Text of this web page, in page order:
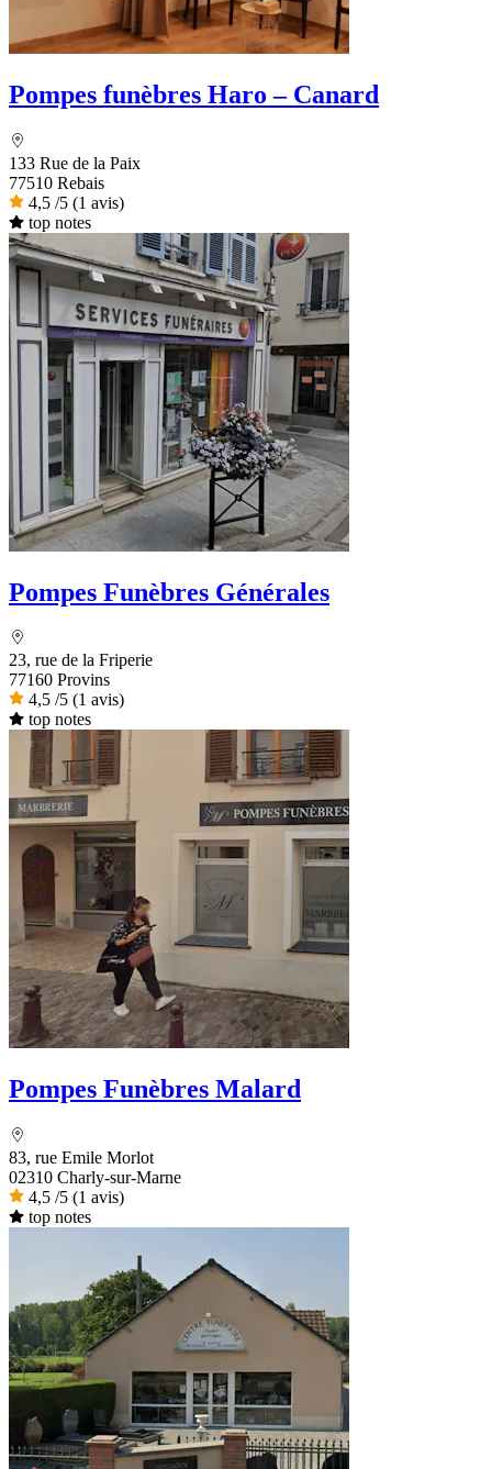
Pompes funèbres Haro – Canard
133 Rue de la Paix
77510 Rebais
4,5 /5 (1 avis)
top notes
Pompes Funèbres Générales
23, rue de la Friperie
77160 Provins
4,5 /5 (1 avis)
top notes
Pompes Funèbres Malard
83, rue Emile Morlot
02310 Charly-sur-Marne
4,5 /5 (1 avis)
top notes